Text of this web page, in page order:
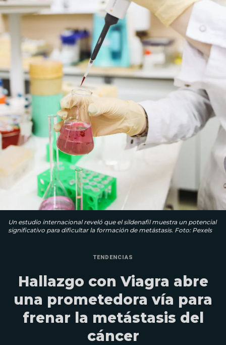
Un estudio internacional reveló que el sildenafil muestra un potencial
significativo para dificultar la formación de metástasis. Foto: Pexels
TENDENCIAS
Hallazgo con Viagra abre
una prometedora vía para
frenar la metástasis del
cáncer